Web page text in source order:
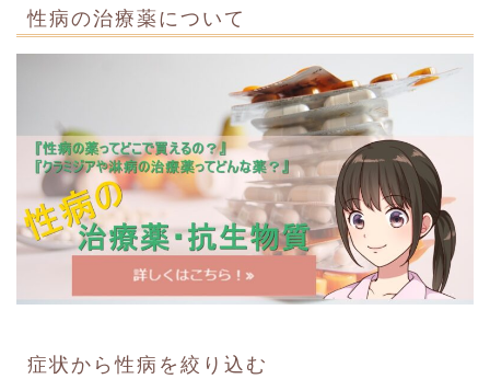
性病の治療薬について
症状から性病を絞り込む